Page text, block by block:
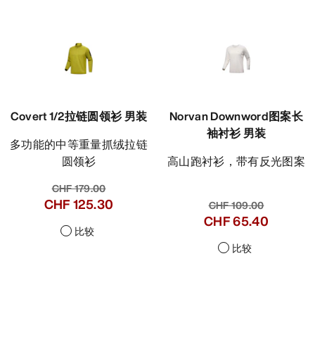
Covert 1/2拉链圆领衫 男装
多功能的中等重量抓绒拉链
圆领衫
CHF 179.00
CHF 125.30
比较
Norvan Downword图案长
袖衬衫 男装
高山跑衬衫，带有反光图案
CHF 109.00
CHF 65.40
比较